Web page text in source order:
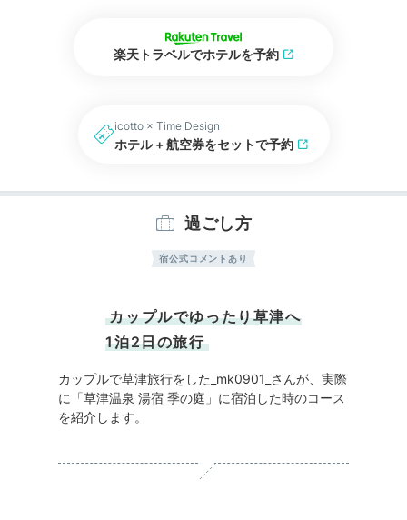
楽天トラベルでホテルを予約
icotto × Time Design
ホテル + 航空券をセットで予約
過ごし方
宿公式コメントあり
カップルでゆったり草津へ
1泊2日の旅行
カップルで草津旅行をした_mk0901_さんが、実際
に「草津温泉 湯宿 季の庭」に宿泊した時のコース
を紹介します。